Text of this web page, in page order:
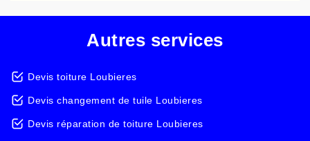
Autres services
Devis toiture Loubieres
Devis changement de tuile Loubieres
Devis réparation de toiture Loubieres